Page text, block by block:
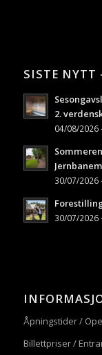
SISTE NYTT
2.
04/08/2026
30/07/2026
30/07/2026
Åpningstider /
Billettpriser /